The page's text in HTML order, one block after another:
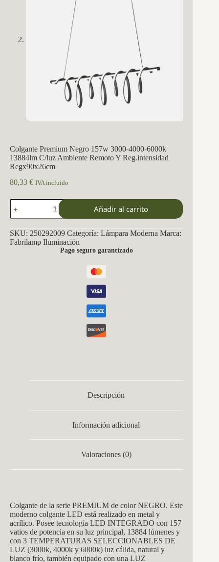
Colgante Premium Negro 157w 3000-4000-6000k
13884lm C/luz Ambiente Remoto Y Reg.intensidad
Regx90x26cm
80,33 € IVA incluido
Colgante
Premium
Negro
157w
3000-
4000-
Añadir al carrito
SKU: 250292009 Categoría: Lámpara Moderna Marca:
Fabrilamp Iluminación
Pago seguro garantizado
Descripción
Información adicional
Valoraciones (0)
Colgante de la serie PREMIUM de color NEGRO. Este
moderno colgante LED está realizado en metal y
acrílico. Posee tecnología LED INTEGRADO con 157
vatios de potencia en su luz principal, 13884 lúmenes y
con 3 TEMPERATURAS SELECCIONABLES DE
LUZ (3000k, 4000k y 6000k) luz cálida, natural y
blanco frío, también equipado con una LUZ